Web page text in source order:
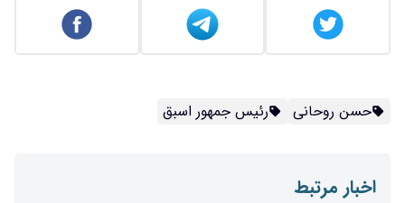
حسن روحانی رئیس جمهور اسبق
اخبار مرتبط